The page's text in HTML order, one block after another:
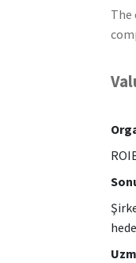
The